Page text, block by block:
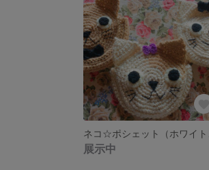
展示中